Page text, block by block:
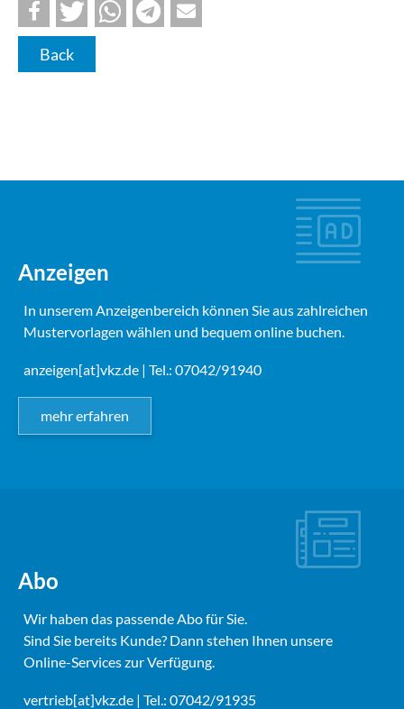
Back
Anzeigen
In unserem Anzeigenbereich können Sie aus zahlreichen
Mustervorlagen wählen und bequem online buchen.
anzeigen[at]vkz.de | Tel.: 07042/91940
mehr erfahren
Abo
Wir haben das passende Abo für Sie.
Sind Sie bereits Kunde? Dann stehen Ihnen unsere
Online-Services zur Verfügung.
vertrieb[at]vkz.de | Tel.: 07042/91935